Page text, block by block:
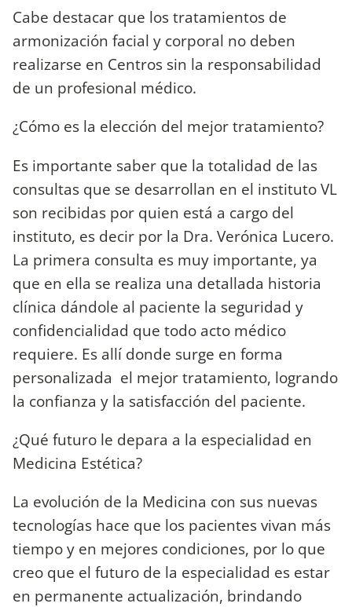
Cabe destacar que los tratamientos de
armonización facial y corporal no deben
realizarse en Centros sin la responsabilidad
de un profesional médico.
¿Cómo es la elección del mejor tratamiento?
Es importante saber que la totalidad de las
consultas que se desarrollan en el instituto VL
son recibidas por quien está a cargo del
instituto, es decir por la Dra. Verónica Lucero.
La primera consulta es muy importante, ya
que en ella se realiza una detallada historia
clínica dándole al paciente la seguridad y
confidencialidad que todo acto médico
requiere. Es allí donde surge en forma
personalizada el mejor tratamiento, logrando
la confianza y la satisfacción del paciente.
¿Qué futuro le depara a la especialidad en
Medicina Estética?
La evolución de la Medicina con sus nuevas
tecnologías hace que los pacientes vivan más
tiempo y en mejores condiciones, por lo que
creo que el futuro de la especialidad es estar
en permanente actualización, brindando